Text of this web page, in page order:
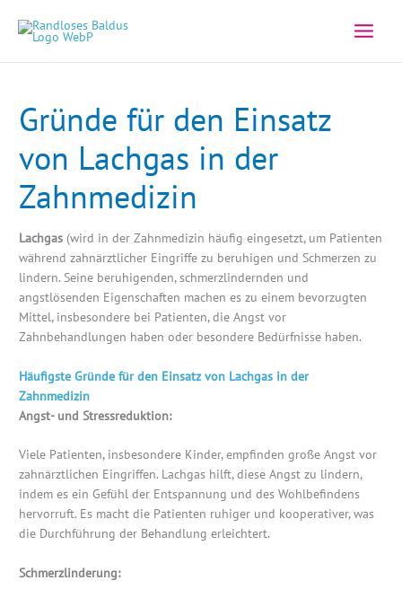
Inhalt
springen
Gründe für den Einsatz
von Lachgas in der
Zahnmedizin
Lachgas (wird in der Zahnmedizin häufig eingesetzt, um Patienten
während zahnärztlicher Eingriffe zu beruhigen und Schmerzen zu
lindern. Seine beruhigenden, schmerzlindernden und
angstlösenden Eigenschaften machen es zu einem bevorzugten
Mittel, insbesondere bei Patienten, die Angst vor
Zahnbehandlungen haben oder besondere Bedürfnisse haben.
Häufigste Gründe für den Einsatz von Lachgas in der
Zahnmedizin
Angst- und Stressreduktion:
Viele Patienten, insbesondere Kinder, empfinden große Angst vor
zahnärztlichen Eingriffen. Lachgas hilft, diese Angst zu lindern,
indem es ein Gefühl der Entspannung und des Wohlbefindens
hervorruft. Es macht die Patienten ruhiger und kooperativer, was
die Durchführung der Behandlung erleichtert.
Schmerzlinderung: